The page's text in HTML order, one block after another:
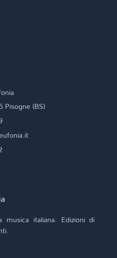
Pisogne (BS)
musica italiana. Edizioni di